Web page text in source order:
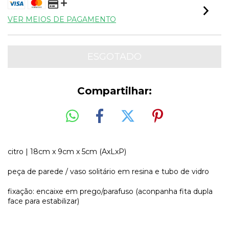
VER MEIOS DE PAGAMENTO
Compartilhar:
citro | 18cm x 9cm x 5cm (AxLxP)
peça de parede / vaso solitário em resina e tubo de vidro
fixação: encaixe em prego/parafuso (aconpanha fita dupla
face para estabilizar)